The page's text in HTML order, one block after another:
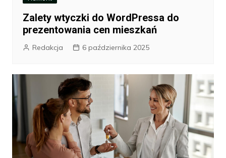
Zalety wtyczki do WordPressa do
prezentowania cen mieszkań
Redakcja 6 października 2025